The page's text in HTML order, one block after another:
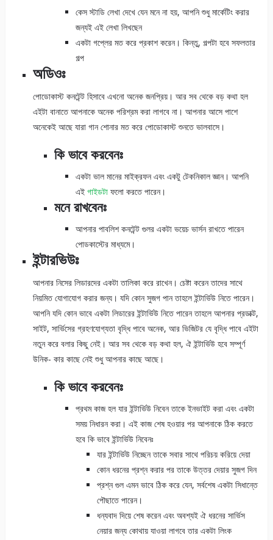
কেস স্টাডি লেখা দেখে যেন মনে না হয়, আপনি শুধু মার্কেটিং করার
জন্যই এই লেখা লিখছেন
একটা গপ্লের মত করে প্রকাশ করেন। কিন্তু, গল্পটা হবে সফলতার
গল্প
অডিওঃ
পোডোকাস্ট কনটেন্ট হিসাবে এখনো অনেক জনপ্রিয়। আর সব থেকে বড় কথা হল
এইটা বানাতে আপনাকে অনেক পরিশ্রম করা লাগবে না। আপনার আসে পাশে
অনেকেই আছে যারা গান শোনার মত করে পোডোকাস্ট শুনতে ভালবাসে।
কি ভাবে করবেনঃ
একটা ভাল মানের মাইক্রফন এবং একটু টেকনিকাল জ্ঞান। আপনি
এই গাইডটাফলো করতে পারেন।
মনে রাখবেনঃ
আপনার পাবলিশ কনটেন্ট গুলর একটা ভয়েচ ভার্সন রাখতে পারেন
পোডকাস্টের মাধ্যমে।
ইন্টারভিউঃ
আপনার নিসের লিডারদের একটা তালিকা করে রাখেন। চেষ্টা করেন তাদের সাথে
নিয়মিত যোগাযোগ করার জন্য। যদি কোন সুজগ পান তাহলে ইন্টার্ভিউ নিতে পারেন।
আপনি যদি কোন ভাবে একটা লিডারের ইন্টার্ভিউ নিতে পারেন তাহলে আপনার প্রডাক্ট,
সাইট, সার্ভিসের গ্রহণযোগ্যতা বৃদ্ধি পাবে অনেক, আর ভিজিটর যে বৃদ্ধি পাবে এইটা
নতুন করে বলার কিছু নেই। আর সব থেকে বড় কথা হল, ঐ ইন্টার্ভিউ হবে সম্পূর্ণ
উনিক- কার কাছে নেই শুধু আপনার কাছে আছে।
কি ভাবে করবেনঃ
প্রথম কাজ হল যার ইন্টার্ভিউ নিবেন তাকে ইনভাইট করা এবং একটা
সময় নিধারন করা। এই কাজ শেষ হওয়ার পর আপনাকে ঠিক করতে
হবে কি ভাবে ইন্টার্ভিউ নিবেনঃ
যার ইন্টার্ভিউ নিচ্ছেন তাকে সবার সাথে পরিচয় করিয়ে দেয়া
কোন ধরনের প্রশ্ন করার পর তাকে উত্তর দেয়ার সুজগ দিন
প্রশ্ন গুল এমন ভাবে ঠিক করে যেন, সর্বশেষ একটা সিধান্তে
পৌছাতে পারেন।
ধন্যবাদ দিয়ে শেষ করেন এবং অবশ্যই ঐ ধরনের সার্ভিস
নেয়ার জন্য কোথায় যাওয়া লাগবে তার একটা লিংক